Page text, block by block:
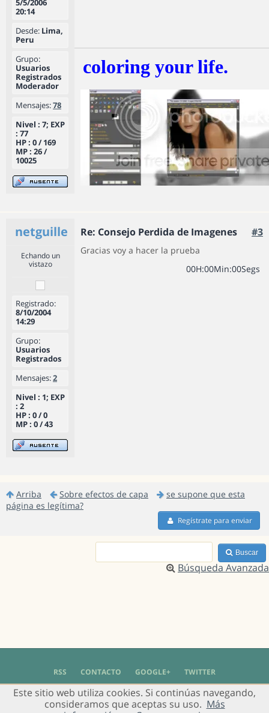
5/5/2006
20:14
Desde: Lima,
Peru
Grupo:
Usuarios
Registrados
Moderador
Mensajes:78
Nivel : 7; EXP
: 77
HP : 0 / 169
MP : 26 /
10025
coloring your life.
netguille Re: Consejo Perdida de Imagenes #3
Echando un
vistazo
Registrado:
8/10/2004
14:29
Grupo:
Usuarios
Registrados
Mensajes:2
Nivel : 1; EXP
: 2
HP : 0 / 0
MP : 0 / 43
Gracias voy a hacer la prueba
00H:00Min:00Segs
Arriba Sobre efectos de capa
se supone que esta
página es legítima?
Regístrate para enviar
Buscar
Búsqueda Avanzada
RSS CONTACTO GOOGLE+ TWITTER
© 2004 - 2018 Grupo de Usuarios de Gimp en Español -Política de Privacidad
Este sitio web utiliza cookies. Si continúas navegando,
consideramos que aceptas su uso. Más